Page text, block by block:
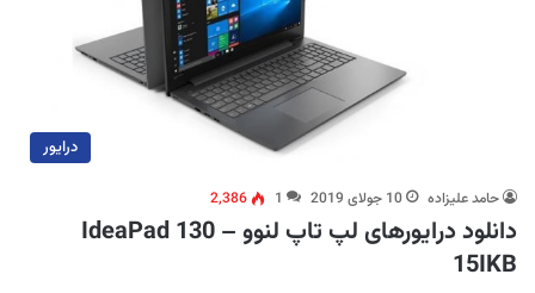
درایور
حامد علیزاده 10 جولای 2019 1
2,386
دانلود درایورهای لپ تاپ لنوو IdeaPad 130 –
15IKB